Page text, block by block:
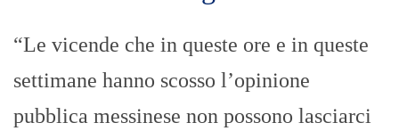
“Le vicende che in queste ore e in queste
settimane hanno scosso l’opinione
pubblica messinese non possono lasciarci